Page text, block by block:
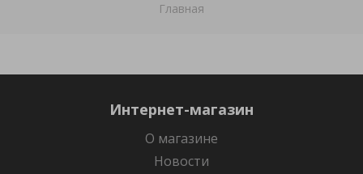
Главная
Интернет-магазин
О магазине
Новости